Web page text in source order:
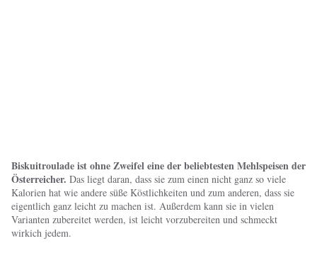
Biskuitroulade ist ohne Zweifel eine der beliebtesten Mehlspeisen der
Österreicher. Das liegt daran, dass sie zum einen nicht ganz so viele
Kalorien hat wie andere süße Köstlichkeiten und zum anderen, dass sie
eigentlich ganz leicht zu machen ist. Außerdem kann sie in vielen
Varianten zubereitet werden, ist leicht vorzubereiten und schmeckt
wirkich jedem.